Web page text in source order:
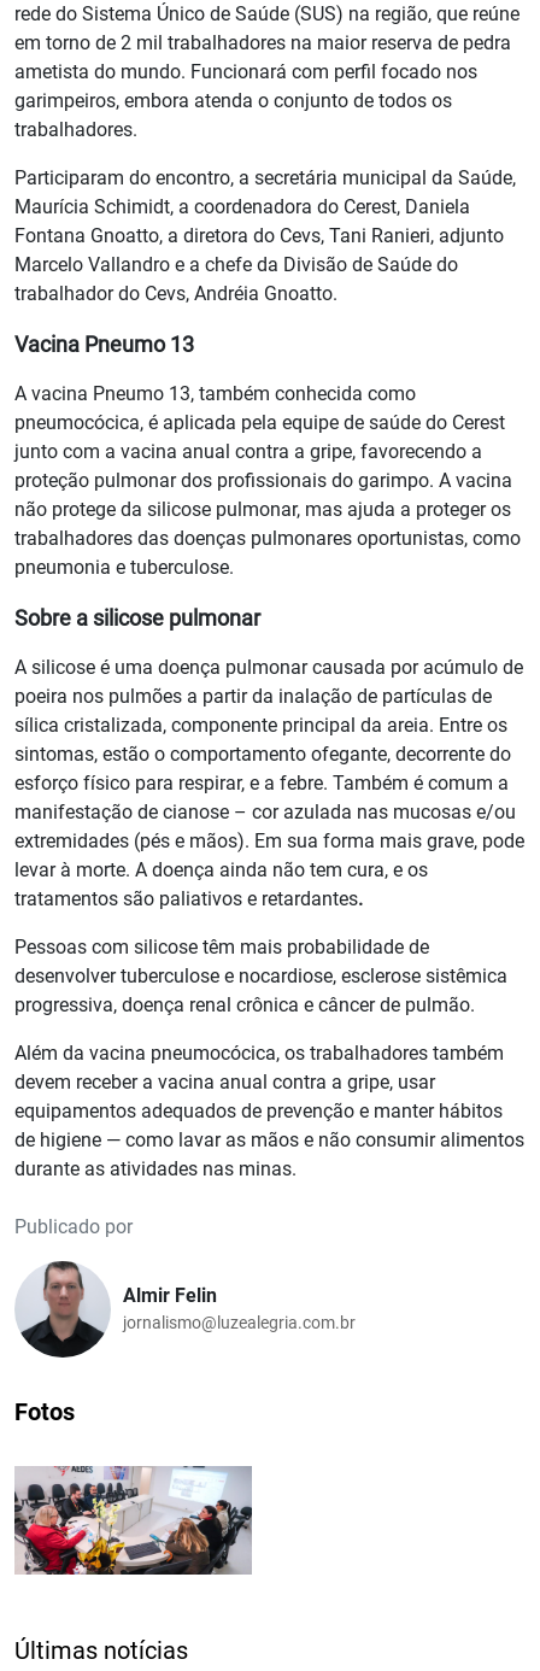
rede do Sistema Único de Saúde (SUS) na região, que reúne
em torno de 2 mil trabalhadores na maior reserva de pedra
ametista do mundo. Funcionará com perfil focado nos
garimpeiros, embora atenda o conjunto de todos os
trabalhadores.
Participaram do encontro, a secretária municipal da Saúde,
Maurícia Schimidt, a coordenadora do Cerest, Daniela
Fontana Gnoatto, a diretora do Cevs, Tani Ranieri, adjunto
Marcelo Vallandro e a chefe da Divisão de Saúde do
trabalhador do Cevs, Andréia Gnoatto.
Vacina Pneumo 13
A vacina Pneumo 13, também conhecida como
pneumocócica, é aplicada pela equipe de saúde do Cerest
junto com a vacina anual contra a gripe, favorecendo a
proteção pulmonar dos profissionais do garimpo. A vacina
não protege da silicose pulmonar, mas ajuda a proteger os
trabalhadores das doenças pulmonares oportunistas, como
pneumonia e tuberculose.
Sobre a silicose pulmonar
A silicose é uma doença pulmonar causada por acúmulo de
poeira nos pulmões a partir da inalação de partículas de
sílica cristalizada, componente principal da areia. Entre os
sintomas, estão o comportamento ofegante, decorrente do
esforço físico para respirar, e a febre. Também é comum a
manifestação de cianose – cor azulada nas mucosas e/ou
extremidades (pés e mãos). Em sua forma mais grave, pode
levar à morte. A doença ainda não tem cura, e os
tratamentos são paliativos e retardantes.
Pessoas com silicose têm mais probabilidade de
desenvolver tuberculose e nocardiose, esclerose sistêmica
progressiva, doença renal crônica e câncer de pulmão.
Além da vacina pneumocócica, os trabalhadores também
devem receber a vacina anual contra a gripe, usar
equipamentos adequados de prevenção e manter hábitos
de higiene — como lavar as mãos e não consumir alimentos
durante as atividades nas minas.
Publicado por
Almir Felin
jornalismo@luzealegria.com.br
Fotos
Últimas notícias